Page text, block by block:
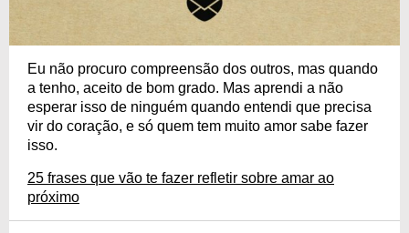
Eu não procuro compreensão dos outros, mas quando
a tenho, aceito de bom grado. Mas aprendi a não
esperar isso de ninguém quando entendi que precisa
vir do coração, e só quem tem muito amor sabe fazer
isso.
25 frases que vão te fazer refletir sobre amar ao
próximo